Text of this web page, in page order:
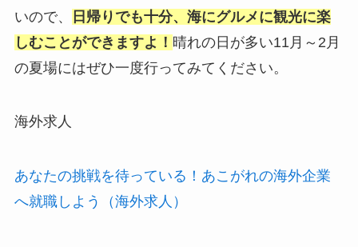
いので、
日帰りでも十分、海にグルメに観光に楽
しむことができますよ！ 晴れの日が多い11月～2月
の夏場にはぜひ一度行ってみてください。
海外求人
あなたの挑戦を待っている！あこがれの海外企業
へ就職しよう（海外求人）